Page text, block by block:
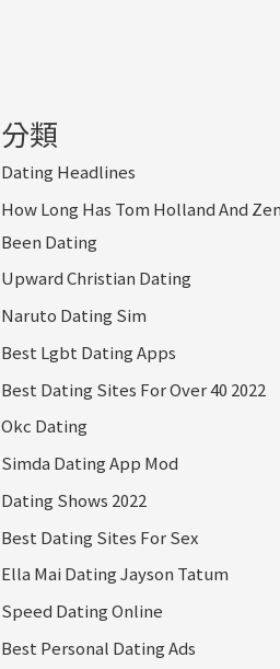
分類
Dating Headlines
How Long Has Tom Holland And
Been Dating
Upward Christian Dating
Naruto Dating Sim
Best Lgbt Dating Apps
Best Dating Sites For Over 40 2022
Okc Dating
Simda Dating App Mod
Dating Shows 2022
Best Dating Sites For Sex
Ella Mai Dating Jayson Tatum
Speed Dating Online
Best Personal Dating Ads